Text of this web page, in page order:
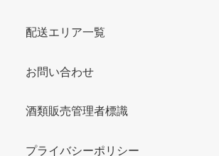
配送エリア一覧
お問い合わせ
酒類販売管理者標識
プライバシーポリシー